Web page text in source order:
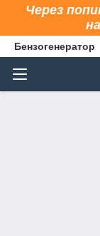
Через
Бензогенератор